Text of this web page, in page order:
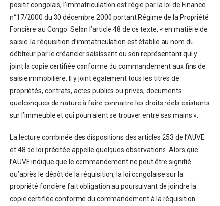
positif congolais, l’immatriculation est régie par la loi de Finance
n°17/2000 du 30 décembre 2000 portant Régime de la Propriété
Foncière au Congo. Selon l’article 48 de ce texte, « en matière de
saisie, la réquisition d’immatriculation est établie au nom du
débiteur par le créancier saisissant ou son représentant qui y
joint la copie certifiée conforme du commandement aux fins de
saisie immobilière. Il y joint également tous les titres de
propriétés, contrats, actes publics ou privés, documents
quelconques de nature à faire connaitre les droits réels existants
sur l’immeuble et qui pourraient se trouver entre ses mains ».
La lecture combinée des dispositions des articles 253 de l’AUVE
et 48 de loi précitée appelle quelques observations. Alors que
l’AUVE indique que le commandement ne peut être signifié
qu’après le dépôt de la réquisition, la loi congolaise sur la
propriété foncière fait obligation au poursuivant de joindre la
copie certifiée conforme du commandement à la réquisition